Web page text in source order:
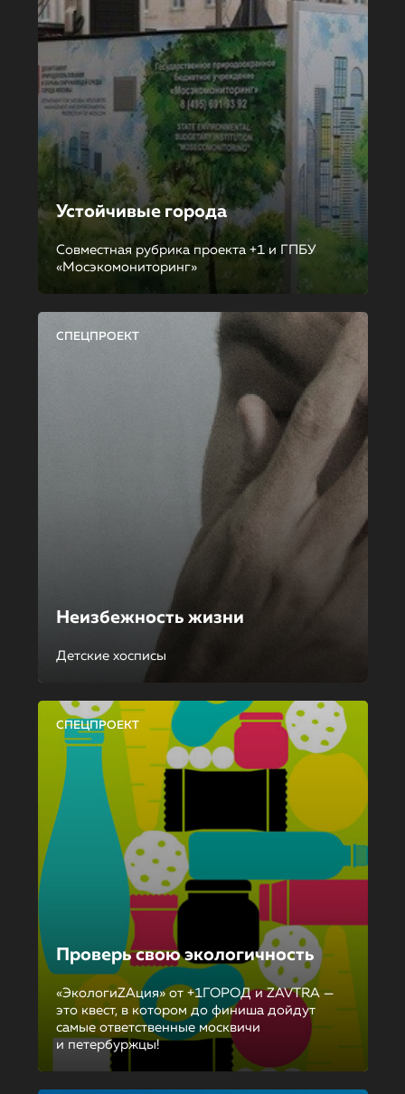
Устойчивые города
Совместная рубрика проекта +1 и ГПБУ
«Мосэкомониторинг»
СПЕЦПРОЕКТ
Неизбежность жизни
Детские хосписы
СПЕЦПРОЕКТ
Проверь свою экологичность
«ЭкологиZAция» от +1ГОРОД и ZAVTRA —
это квест, в котором до финиша дойдут
самые ответственные москвичи
и петербуржцы!